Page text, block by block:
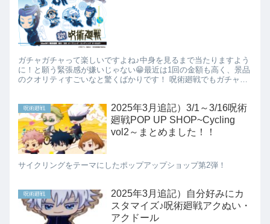
ガチャガチャって楽しいですよね♪中身を見るまで当たりますよう
に！と願う緊張感が嫌いじゃない😁最近は1回の金額も高く、景品
のクオリティすごいなと驚くばかりです！ 呪術廻戦でもガチャガ
呪術廻戦
2025年3月追記）3/1～3/16呪術
廻戦POP UP SHOP~Cycling
vol2～まとめました！！
サイクリングをテーマにしたポップアップショップ第2弾！
呪術廻戦
2025年3月追記）自分好みにカ
スタマイズ♪呪術廻戦アクぬい・
アクドール